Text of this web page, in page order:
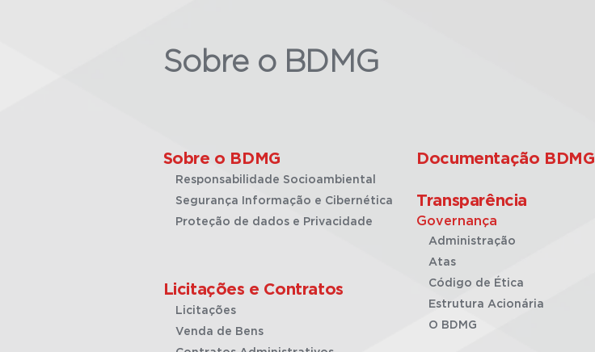
Sobre o BDMG
Sobre o BDMG
Responsabilidade Socioambiental
Segurança Informação e Cibernética
Proteção de dados e Privacidade
Licitações e Contratos
Licitações
Venda de Bens
Documentação BDMG
Transparência
Governança
Administração
Atas
Código de Ética
Estrutura Acionária
O BDMG